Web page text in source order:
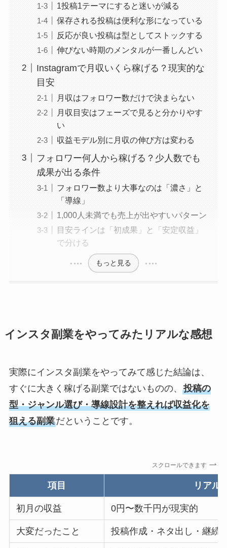
1投稿1テーマにすると迷いが減る
保存される投稿は便利な形になっている
反応が良い投稿は型としてストックする
伸びない時期のメンタルが一番しんどい
Instagramで月収いくら稼げる？現実的な
目安
月収はフォロワー数だけで決まらない
月収目安はフェーズで見ると分かりやす
い
収益モデル別に月収の伸び方は変わる
フォロワー何人から稼げる？少人数でも
成果が出る条件
フォロワー数より大事なのは「濃さ」と
「導線」
1,000人未満でも売上が出やすいパターン
目安ラインは「初成果」と「安定収益」
で分ける
もっと見る
インスタ副業をやってみたリアルな感想
実際にインスタ副業をやってみて感じた結論は、
すぐに大きく稼げる副業ではないものの、 投稿の
型・ジャンル選び・導線設計を整えれば収益化を
狙える副業だということです。
スクロールできます
項目 リアル
初月の収益 0円〜数千円が現実的
大変だったこと 投稿作成・ネタ出し・継続